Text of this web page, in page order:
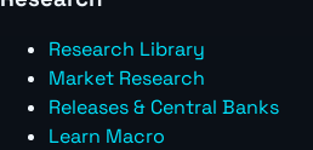
Research Library
Market Research
Releases & Central Banks
Learn Macro